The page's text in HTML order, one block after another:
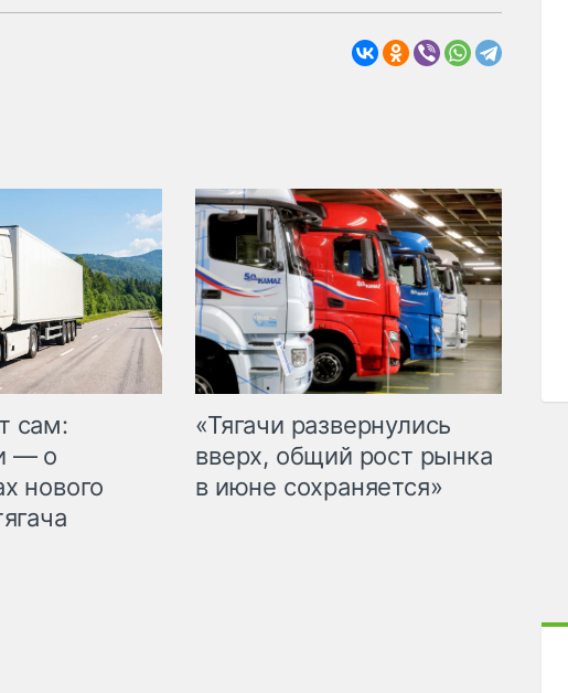
сам:
— о
нового
«Тягачи развернулись
вверх, общий рост рынка
в июне сохраняется»